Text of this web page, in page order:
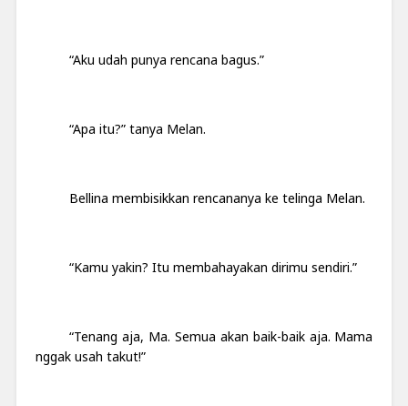
“Aku udah punya rencana bagus.”
“Apa itu?” tanya Melan.
Bellina membisikkan rencananya ke telinga Melan.
“Kamu yakin? Itu membahayakan dirimu sendiri.”
“Tenang aja, Ma. Semua akan baik-baik aja. Mama
nggak usah takut!”